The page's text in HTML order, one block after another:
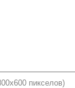
пикселов)